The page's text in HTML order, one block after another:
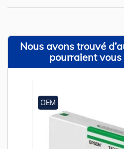
Nous avons trouvé
pourraient vous
OEM